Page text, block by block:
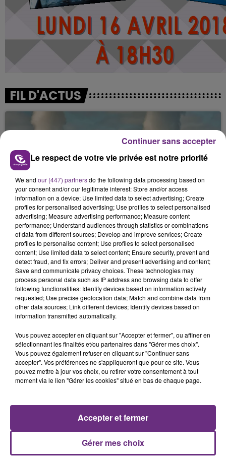
FIL D'ACTUS
LA CENTRALE NUCLÉAIRE DE CHOOZ
TOUJOURS À L'ARRÊT
Cela fait déjà une semaine que la centrale
nucléaire ardennaise est à l'arrêt. Une situation
justifiée par la sécheresse intense qui est toujours
présente.
LE MAGASIN JOUÉCLUB DE REIMS FERME
SES PORTES
C'était l'une des institutions du centre-ville
rémois. Le magasin JouéClub est contraint de
fermer ses portes.
TITRES DIFFUSÉS
22h06
22h06
Le respect de votre vie privée est notre priorité
We and our (447) partnersdo the following data processing based on
your consent and/or our legitimate interest: Store and/or access
information on a device; Use limited data to select advertising; Create
profiles for personalised advertising; Use profiles to select personalised
advertising; Measure advertising performance; Measure content
performance; Understand audiences through statistics or combinations
of data from different sources; Develop and improve services; Create
profiles to personalise content; Use profiles to select personalised
content; Use limited data to select content; Ensure security, prevent and
detect fraud, and fix errors; Deliver and present advertising and content;
Save and communicate privacy choices. These technologies may
process personal data such as IP address and browsing data to offer
following functionalities: Identify devices based on information actively
requested; Use precise geolocation data; Match and combine data from
other data sources; Link different devices; Identify devices based on
information transmitted automatically.
Vous pouvez accepter en cliquant sur "Accepter et fermer", ou affiner en
sélectionnant les finalités et/ou partenaires dans "Gérer mes choix".
Vous pouvez également refuser en cliquant sur "Continuer sans
accepter". Vos préférences ne s'appliqueront que pour ce site. Vous
pouvez mettre à jour vos choix, ou retirer votre consentement à tout
moment via le lien "Gérer les cookies" situé en bas de chaque page.
Gérer mes choix
Accepter et fermer
Continuer sans accepter